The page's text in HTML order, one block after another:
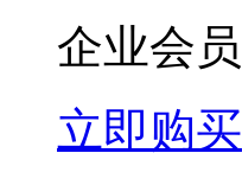
企业会员
立即购买